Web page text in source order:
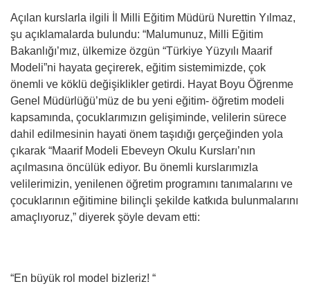
Açılan kurslarla ilgili İl Milli Eğitim Müdürü Nurettin Yılmaz,
şu açıklamalarda bulundu: “Malumunuz, Milli Eğitim
Bakanlığı’mız, ülkemize özgün “Türkiye Yüzyılı Maarif
Modeli”ni hayata geçirerek, eğitim sistemimizde, çok
önemli ve köklü değişiklikler getirdi. Hayat Boyu Öğrenme
Genel Müdürlüğü’müz de bu yeni eğitim- öğretim modeli
kapsamında, çocuklarımızın gelişiminde, velilerin sürece
dahil edilmesinin hayati önem taşıdığı gerçeğinden yola
çıkarak “Maarif Modeli Ebeveyn Okulu Kursları’nın
açılmasına öncülük ediyor. Bu önemli kurslarımızla
velilerimizin, yenilenen öğretim programını tanımalarını ve
çocuklarının eğitimine bilinçli şekilde katkıda bulunmalarını
amaçlıyoruz,” diyerek şöyle devam etti:
“En büyük rol model bizleriz! “